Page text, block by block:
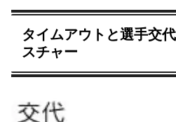
タイムアウトと選手交
スチャー